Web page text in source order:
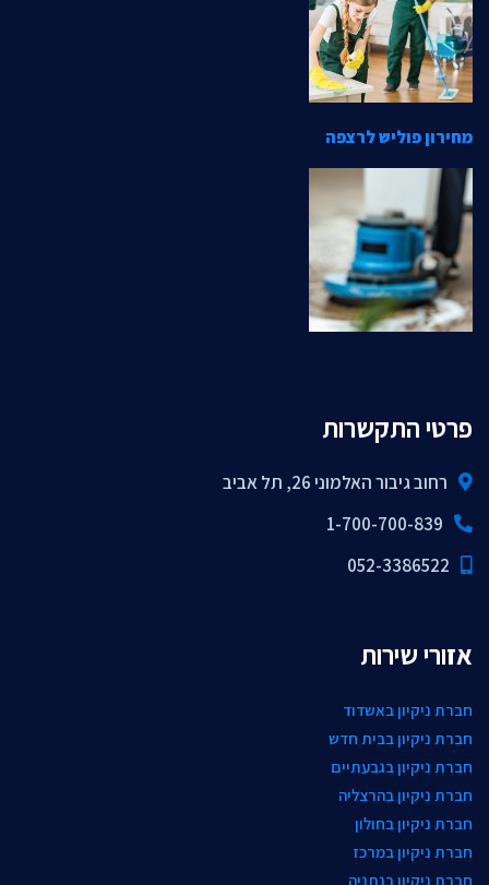
מחירון פוליש לרצפה
פרטי התקשרות
רחוב גיבור האלמוני 26, תל אביב
1-700-700-839
052-3386522
אזורי שירות
חברת ניקיון באשדוד
חברת ניקיון בבית חדש
חברת ניקיון בגבעתיים
חברת ניקיון בהרצליה
חברת ניקיון בחולון
חברת ניקיון במרכז
חברת ניקיון בנתניה